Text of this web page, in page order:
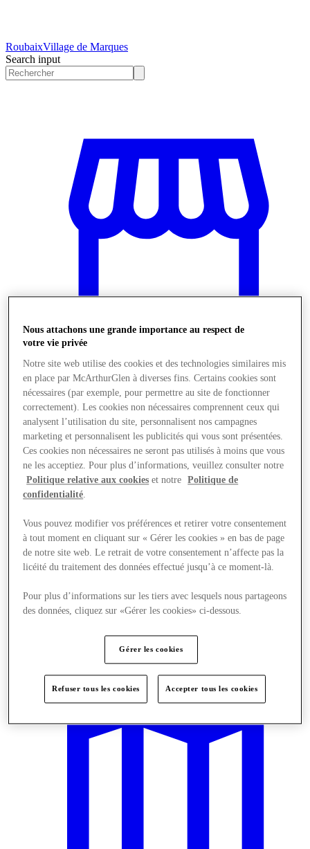
RoubaixVillage de Marques
Search input
Nous attachons une grande importance au respect de
votre vie privée
Notre site web utilise des cookies et des technologies similaires mis
en place par McArthurGlen à diverses fins. Certains cookies sont
nécessaires (par exemple, pour permettre au site de fonctionner
correctement). Les cookies non nécessaires comprennent ceux qui
analysent l’utilisation du site, personnalisent nos campagnes
marketing et personnalisent les publicités qui vous sont présentées.
Ces cookies non nécessaires ne seront pas utilisés à moins que vous
ne les acceptiez. Pour plus d’informations, veuillez consulter notre
Politique relative aux cookies et notre
Politique de
confidentialité.
Vous pouvez modifier vos préférences et retirer votre consentement
à tout moment en cliquant sur « Gérer les cookies » en bas de page
de notre site web. Le retrait de votre consentement n’affecte pas la
licéité du traitement des données effectué jusqu’à ce moment-là.
Pour plus d’informations sur les tiers avec lesquels nous partageons
des données, cliquez sur «Gérer les cookies» ci-dessous.
Gérer les cookies
Refuser tous les cookies Accepter tous les cookies